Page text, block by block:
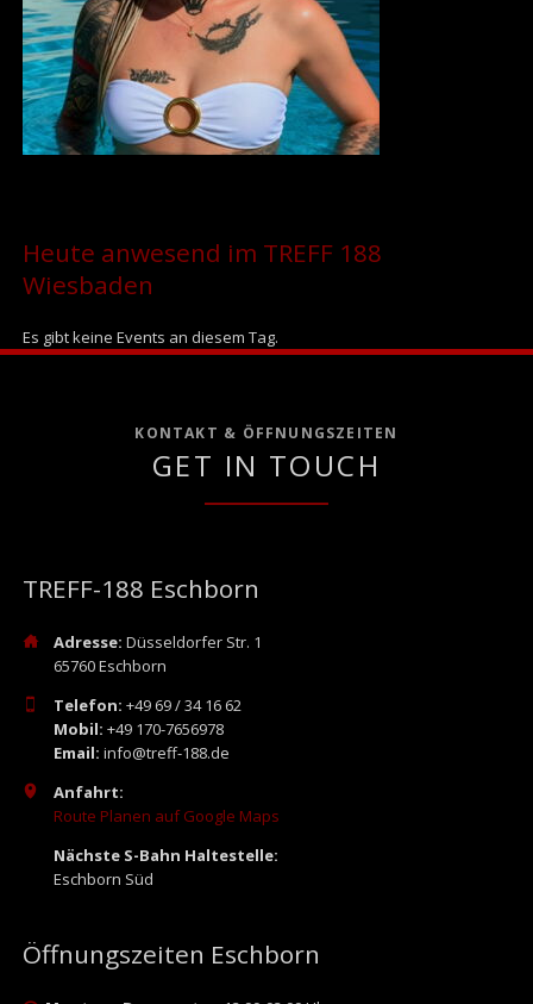
Heute anwesend im TREFF 188
Wiesbaden
Es gibt keine Events an diesem Tag.
KONTAKT & ÖFFNUNGSZEITEN
GET IN TOUCH
TREFF-188 Eschborn
Adresse: Düsseldorfer Str. 1
65760 Eschborn
Telefon: +49 69 / 34 16 62
Mobil: +49 170-7656978
Email: info@treff-188.de
Anfahrt:
Route Planen auf Google Maps
Nächste S-Bahn Haltestelle:
Eschborn Süd
Öffnungszeiten Eschborn